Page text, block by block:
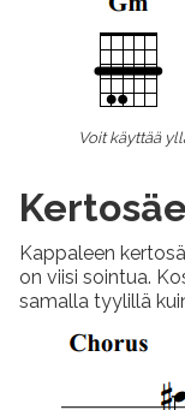
Voit käyttää
Kertosäe
Kappaleen
on viisi sointua.
samalla tyylillä